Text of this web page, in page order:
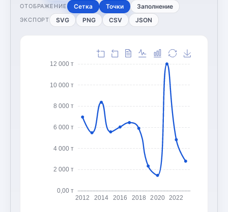
ОТОБРАЖЕНИЕ Сетка Точки Заполнение
ЭКСПОРТ SVG PNG CSV JSON
0,00 т
2 000 т
4 000 т
6 000 т
8 000 т
10 000 т
12 000 т
2012 2014 2016 2018 2020 2022